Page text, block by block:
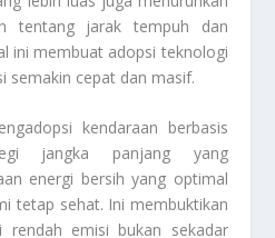
tentang jarak tempuh dan
ini membuat adopsi teknologi
semakin cepat dan masif.
kendaraan berbasis
jangka panjang yang
energi bersih yang optimal
tetap sehat. Ini membuktikan
rendah emisi bukan sekadar